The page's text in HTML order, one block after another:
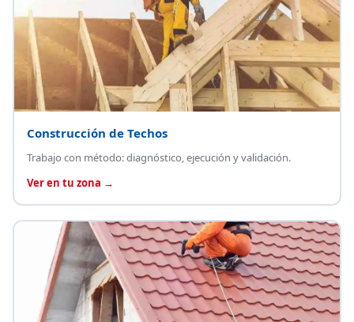
Construcción de Techos
Trabajo con método: diagnóstico, ejecución y validación.
Ver en tu zona →